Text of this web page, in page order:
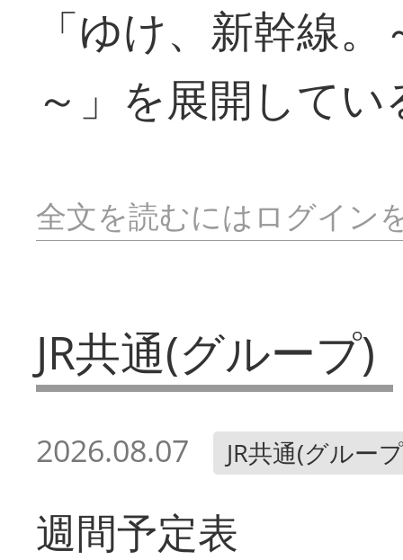
「ゆけ、新幹線
～」を展開してい
全文を読むにはログイン
JR共通(グループ)
2026.08.07 JR共通(グルー
週間予定表